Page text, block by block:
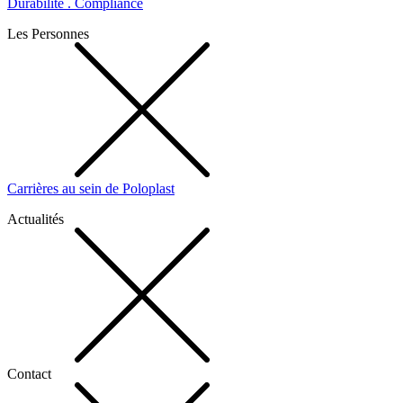
Durabilité . Compliance
Les Personnes
Carrières au sein de Poloplast
Actualités
Contact